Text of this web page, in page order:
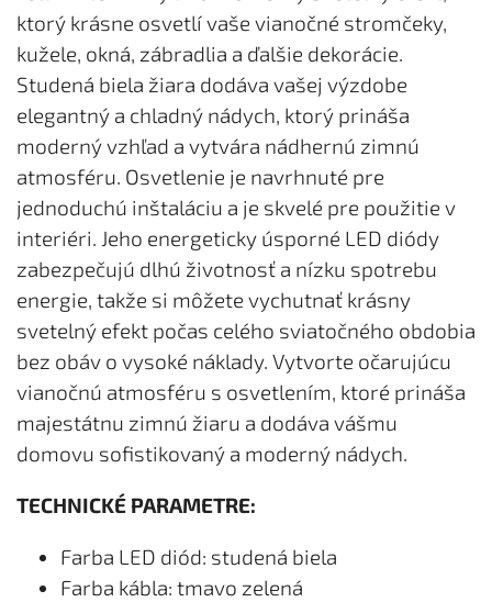
ktorý krásne osvetlí vaše vianočné stromčeky,
kužele, okná, zábradlia a ďalšie dekorácie.
Studená biela žiara dodáva vašej výzdobe
elegantný a chladný nádych, ktorý prináša
moderný vzhľad a vytvára nádhernú zimnú
atmosféru. Osvetlenie je navrhnuté pre
jednoduchú inštaláciu a je skvelé pre použitie v
interiéri. Jeho energeticky úsporné LED diódy
zabezpečujú dlhú životnosť a nízku spotrebu
energie, takže si môžete vychutnať krásny
svetelný efekt počas celého sviatočného obdobia
bez obáv o vysoké náklady. Vytvorte očarujúcu
vianočnú atmosféru s osvetlením, ktoré prináša
majestátnu zimnú žiaru a dodáva vášmu
domovu sofistikovaný a moderný nádych.
TECHNICKÉ PARAMETRE:
Farba LED diód: studená biela
Farba kábla: tmavo zelená